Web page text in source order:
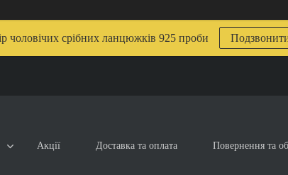
чоловічих срібних ланцюжків 925 проби
Акції Доставка та оплата Повернення та